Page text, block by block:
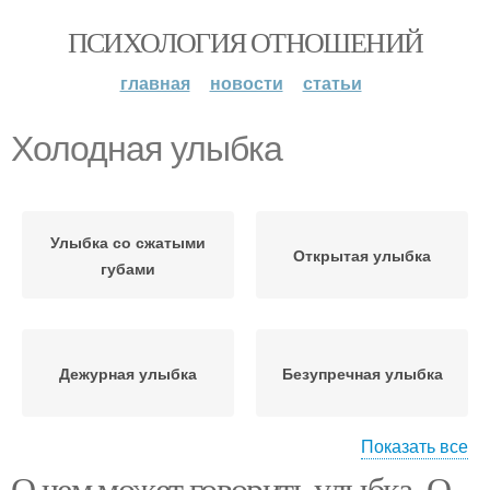
ПСИХОЛОГИЯ ОТНОШЕНИЙ
главная новости статьи
Холодная улыбка
Улыбка со сжатыми
губами
Открытая улыбка
Дежурная улыбка Безупречная улыбка
Показать все